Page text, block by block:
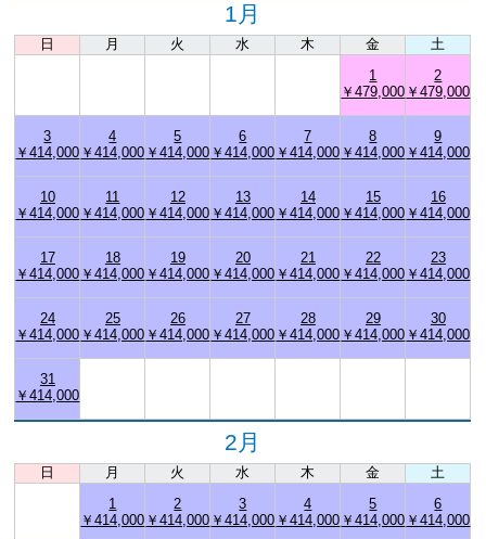
1月
日 月 火 水 木 金 土
1
￥479,000
2
￥479,000
3
￥414,000
4
￥414,000
5
￥414,000
6
￥414,000
7
￥414,000
8
￥414,000
9
￥414,000
10
￥414,000
11
￥414,000
12
￥414,000
13
￥414,000
14
￥414,000
15
￥414,000
16
￥414,000
17
￥414,000
18
￥414,000
19
￥414,000
20
￥414,000
21
￥414,000
22
￥414,000
23
￥414,000
24
￥414,000
25
￥414,000
26
￥414,000
27
￥414,000
28
￥414,000
29
￥414,000
30
￥414,000
31
￥414,000
2月
日 月 火 水 木 金 土
1
￥414,000
2
￥414,000
3
￥414,000
4
￥414,000
5
￥414,000
6
￥414,000